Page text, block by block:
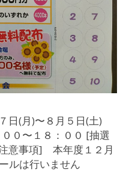
日(月)〜８月５日(土)
０〜１８：００ [抽選
意事項] 本年度１２月
ルは行いません